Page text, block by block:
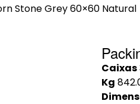
Stone Grey 60×60 Natural
Caixas
Kg